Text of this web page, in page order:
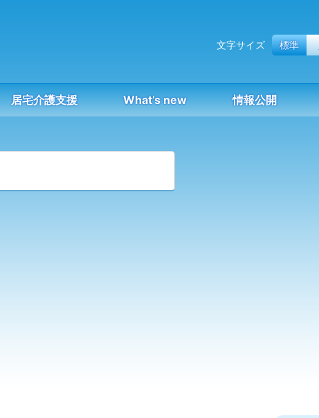
居宅介護支援 What’s new 情報公開
文字サイズ 標準